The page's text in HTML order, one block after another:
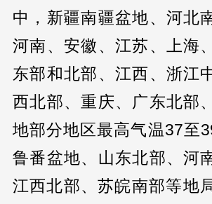
中，新疆南疆盆地、河北
河南、安徽、江苏、上海
东部和北部、江西、浙江
西北部、重庆、广东北部
地部分地区最高气温37至
鲁番盆地、山东北部、河
江西北部、苏皖南部等地